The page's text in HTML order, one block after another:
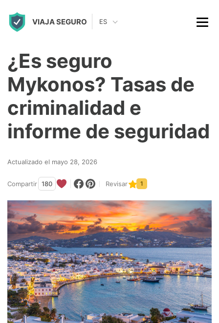
VIAJA SEGURO ES
¿Es seguro
Mykonos? Tasas de
criminalidad e
informe de seguridad
Actualizado el mayo 28, 2026
Compartir 180 Revisar 1